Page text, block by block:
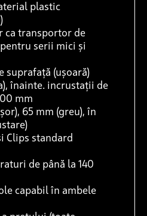
plastic
ca transportor de
serii mici și
suprafață (ușoară)
înainte. incrustații de
mm
65 mm (greu), în
Clips standard
de până la 140
capabil în ambele